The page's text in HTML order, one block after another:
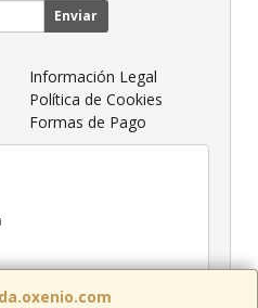
Enviar
Información Legal
Política de Cookies
Formas de Pago